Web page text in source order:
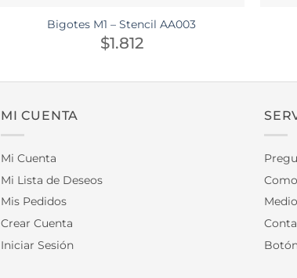
Bigotes M1 – Stencil AA003
$1.812
MI CUENTA
Mi Cuenta
Mi Lista de Deseos
Mis Pedidos
Crear Cuenta
Iniciar Sesión